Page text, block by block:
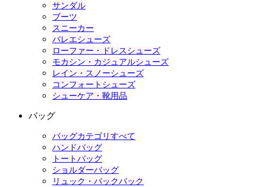
サンダル
ブーツ
スニーカー
バレエシューズ
ローファー・ドレスシューズ
モカシン・カジュアルシューズ
レイン・スノーシューズ
コンフォートシューズ
シューケア・靴用品
バッグ
バッグカテゴリすべて
ハンドバッグ
トートバッグ
ショルダーバッグ
リュック・バックパック